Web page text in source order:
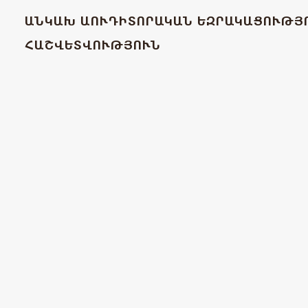
ԱՆԿԱԽ ԱՈՒԴԻՏՈՐԱԿԱՆ
ՀԱՇՎԵՏՎՈՒԹՅՈՒՆ